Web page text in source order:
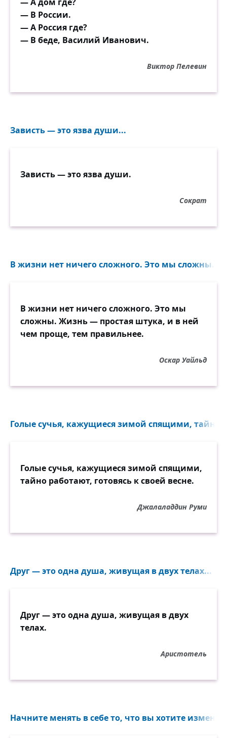
— В России.
— А Россия где?
— В беде, Василий Иванович.
Виктор Пелевин
Зависть — это язва души...
Зависть — это язва души.
Сократ
В жизни нет ничего сложного. Это мы сложны.
В жизни нет ничего сложного. Это мы
сложны. Жизнь — простая штука, и в ней
чем проще, тем правильнее.
Оскар Уайльд
Голые сучья, кажущиеся зимой спящими, тайно
Голые сучья, кажущиеся зимой спящими,
тайно работают, готовясь к своей весне.
Джалаладдин Руми
Друг — это одна душа, живущая в двух телах...
Друг — это одна душа, живущая в двух
телах.
Аристотель
Начните менять в себе то, что вы хотите